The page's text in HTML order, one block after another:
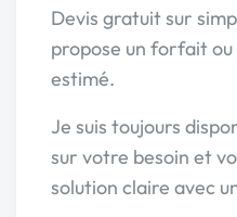
Devis gratuit sur
propose un forfait ou
estimé.
Je suis toujours
sur votre besoin et
solution claire avec